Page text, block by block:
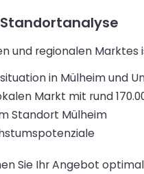
und regionalen
in Mülheim und
Markt mit rund
Standort Mülheim
Sie Ihr Angebot